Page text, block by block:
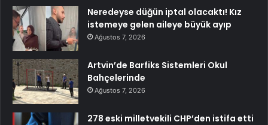
Neredeyse düğün iptal olacaktı! Kız
istemeye gelen aileye büyük ayıp
Ağustos 7, 2026
Artvin’de Barfiks Sistemleri Okul
Bahçelerinde
Ağustos 7, 2026
278 eski milletvekili CHP’den istifa etti